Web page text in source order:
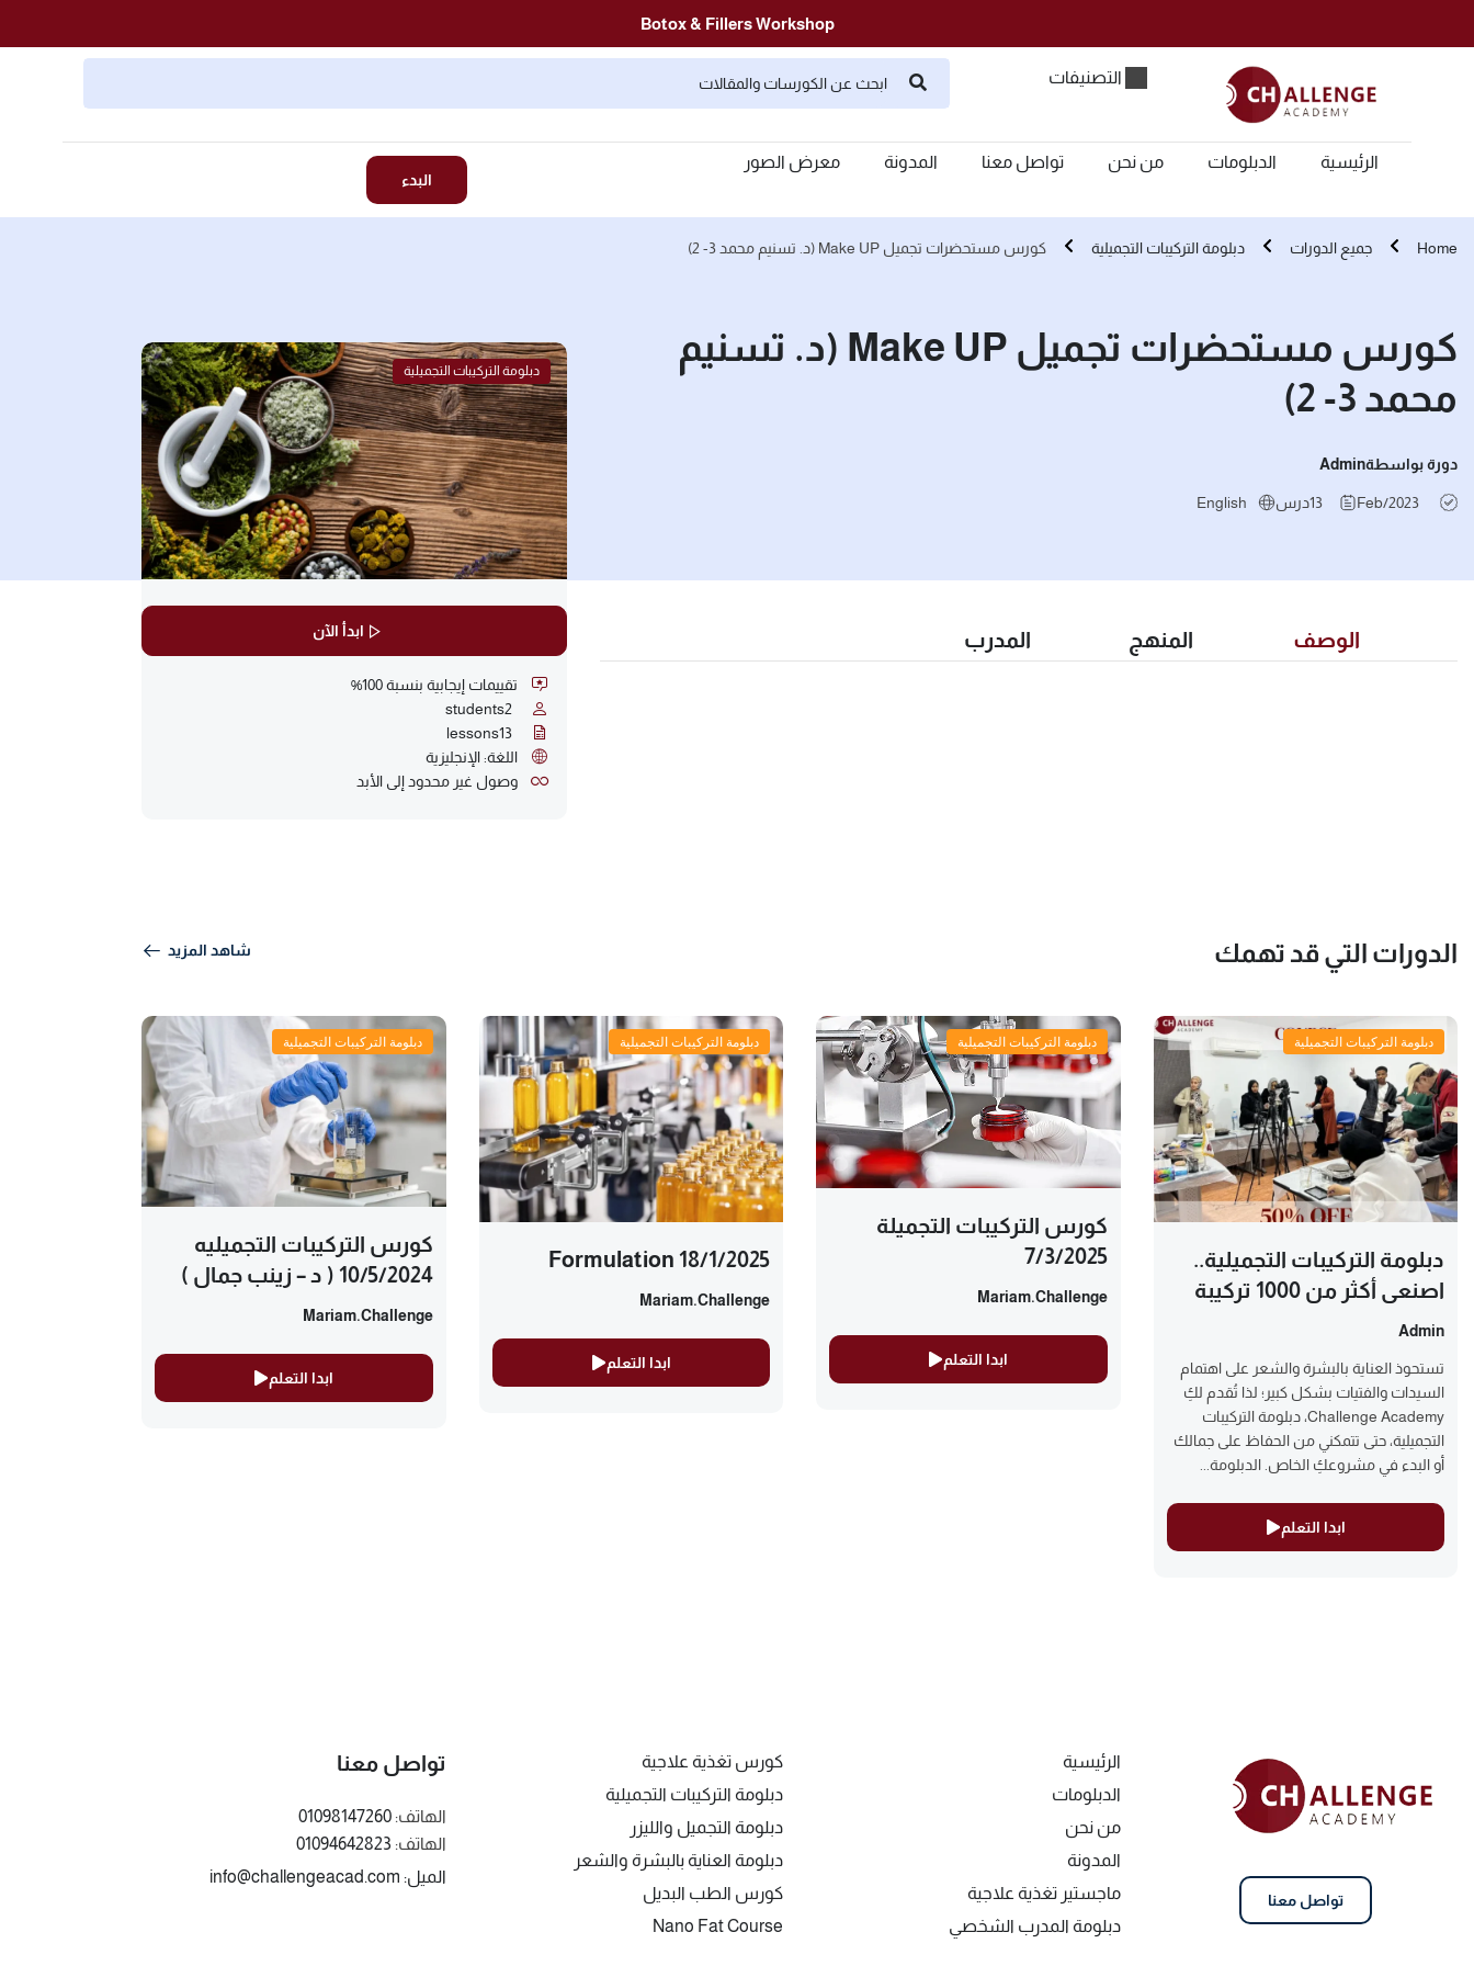
Botox & Fillers Workshop
التصنيفات
الرئيسية الدبلومات من نحن تواصل معنا المدونة معرض الصور
البدء
Home جميع الدورات دبلومة التركيبات التجميلية كورس مستحضرات تجميل Make UP (د. تسنيم محمد 3- 2)
كورس مستحضرات تجميل Make UP (د. تسنيم
محمد 3- 2)
دورة بواسطةAdmin
Feb/2023
13درس English
الوصف المنهج المدرب
دبلومة التركيبات التجميلية
ابدأ الآن
تقييمات إيجابية بنسبة 100%
2
students
13
lessons
اللغة: الإنجليزية
وصول غير محدود إلى الأبد
الدورات التي قد تهمك شاهد المزيد
دبلومة التركيبات التجميلية
دبلومة التركيبات التجميلية..
اصنعي أكثر من 1000 تركيبة
Admin
تستحوذ العناية بالبشرة والشعر على اهتمام
السيدات والفتيات بشكل كبير؛ لذا تُقدم لكِ
Challenge Academy، دبلومة التركيبات
التجميلية، حتى تتمكني من الحفاظ على جمالك
أو البدء في مشروعكِ الخاص. الدبلومة...
ابدا التعلم
دبلومة التركيبات التجميلية
كورس التركيبات التجميلة
7/3/2025
Mariam.challenge
ابدا التعلم
دبلومة التركيبات التجميلية
Formulation 18/1/2025
Mariam.challenge
ابدا التعلم
دبلومة التركيبات التجميلية
كورس التركيبات التجميليه
10/5/2024 ( د – زينب جمال )
Mariam.challenge
ابدا التعلم
تواصل معنا
الرئيسية
الدبلومات
من نحن
المدونة
ماجستير تغذية علاجية
دبلومة المدرب الشخصي
كورس تغذية علاجية
دبلومة التركيبات التجميلية
دبلومة التجميل والليزر
دبلومة العناية بالبشرة والشعر
كورس الطب البديل
Nano Fat Course
تواصل معنا
الهاتف:01098147260
الهاتف: 01094642823
الميل: info@challengeacad.com